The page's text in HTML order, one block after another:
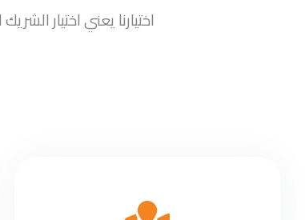
اختيارنا يعني اختيار